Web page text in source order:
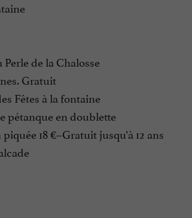
Perle de la Chalosse
Gratuit
Fêtes à la fontaine
pétanque en doublette
18 €–Gratuit jusqu’à 12 ans